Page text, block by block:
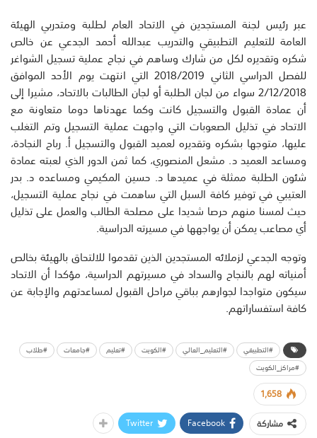
عبر رئيس لجنة المستجدين في الاتحاد العام لطلبة ومتدربي الهيئة
العامة للتعليم التطبيقي والتدريب عبدالله أحمد الجدعي عن خالص
شكره وتقديرهلكل من شارك وساهمفي نجاح عمليةتسجيل الشواغر
للفصل الدراسي الثاني التي انتهت يوم الأحد الموافق
2/12/2018 سواء منلجان الطلبةأولجان الطالبات بالاتحاد، مشيرا إلى
أن عمادة القبول والتسجيل كانت وكما عهدناها دوما متعاونة مع
الاتحاد في تذليل الصعوبات التي واجهت عملية التسجيل وتم التغلب
عليها، متوجها بشكره وتقديره لعميد القبول والتسجيل أ.رباح النجادة،
ومساعد العميدد. مشعل المنصوري، كما ثمن الدور الذي لعبته عمادة
شئون الطلبة ممثلة في عميدها د. حسين المكيمي ومساعده د. بدر
العتيبي فيتوفير كافة السبل التي ساهمت في نجاح عملية التسجيل،
حيثلمسنا منهم حرصا شديدا على مصلحة الطالب والعمل علىتذليل
أيمصاعبيمكنأنيواجههافيمسيرتهالدراسية.
وتوجه الجدعيلزملائه المستجدين الذينتقدموا للالتحاق بالهيئة بخالص
أمنياته لهم بالنجاح والسداد في مسيرتهم الدراسية، مؤكدا أن الاتحاد
سيكون متواجدا لجوارهم بباقيمراحل القبوللمساعدتهم والإجابة عن
كافةاستفساراتهم.
#التطبيقي #التعليم_العالي #الكويت #تعليم #جامعات
#طلاب
#مراكز_الكويت
1,658
مشاركة
Facebook
Twitter